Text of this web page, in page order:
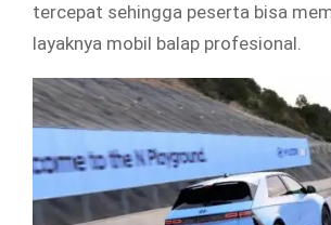
tercepat sehingga peserta bisa
layaknya mobil balap profesional.